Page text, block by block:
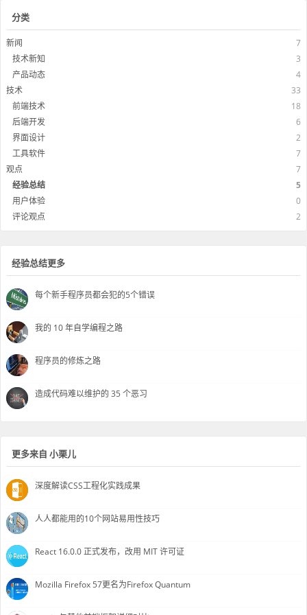
分类
新闻
7
技术新知
3
产品动态
4
技术
33
前端技术
18
后端开发
6
界面设计
2
工具软件
7
观点
7
经验总结
5
用户体验
0
评论观点
2
经验总结更多
每个新手程序员都会犯的5个错误
我的 10 年自学编程之路
程序员的修炼之路
造成代码难以维护的 35 个恶习
更多来自 小栗儿
深度解读CSS工程化实践成果
人人都能用的10个网站易用性技巧
React 16.0.0 正式发布，改用 MIT 许可证
Mozilla Firefox 57更名为Firefox Quantum